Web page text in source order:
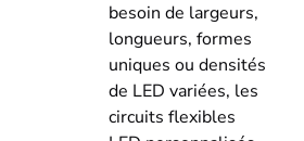
besoin de largeurs,
longueurs, formes
uniques ou densités
de LED variées, les
circuits flexibles